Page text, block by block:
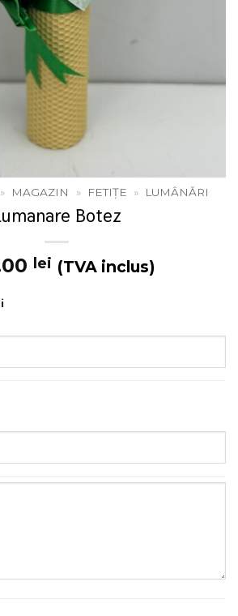
» MAGAZIN » FETIȚE » LUMÂNĂRI
Botez
lei (TVA inclus)
Botez